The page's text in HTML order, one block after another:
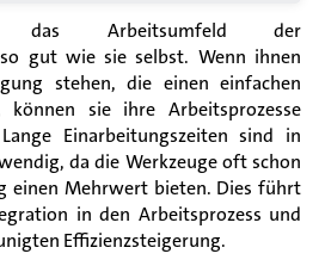
das Arbeitsumfeld der
so gut wie sie selbst. Wenn ihnen
stehen, die einen einfachen
können sie ihre Arbeitsprozesse
Einarbeitungszeiten sind in
da die Werkzeuge oft schon
einen Mehrwert bieten. Dies führt
in den Arbeitsprozess und
Effizienzsteigerung.